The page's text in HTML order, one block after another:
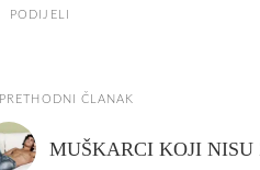
PODIJELI
PRETHODNI ČLANAK
MUŠKARCI KOJI NISU